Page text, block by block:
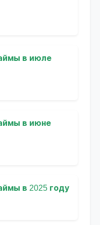
в июле
в июне
в 2025 году